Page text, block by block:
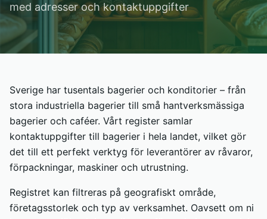
med adresser och kontaktuppgifter
Sverige har tusentals bagerier och konditorier – från
stora industriella bagerier till små hantverksmässiga
bagerier och caféer. Vårt register samlar
kontaktuppgifter till bagerier i hela landet, vilket gör
det till ett perfekt verktyg för leverantörer av råvaror,
förpackningar, maskiner och utrustning.
Registret kan filtreras på geografiskt område,
företagsstorlek och typ av verksamhet. Oavsett om ni